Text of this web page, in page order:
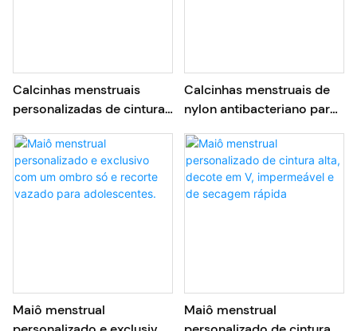
Calcinhas menstruais
personalizadas de cintura
bolinhas.
Calcinhas menstruais de
nylon antibacteriano para
atacado)
Maiô menstrual
Maiô menstrual